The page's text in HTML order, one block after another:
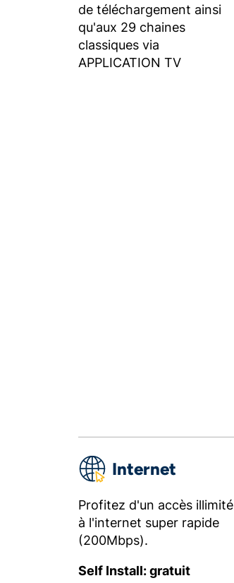
de téléchargement ainsi
qu'aux 29 chaines
classiques via
APPLICATION TV
Internet
Profitez d'un accès illimité
à l'internet super rapide
(200Mbps).
Self Install: gratuit